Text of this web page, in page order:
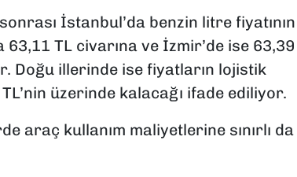
İstanbul’da benzin litre fiyatının
TL civarına ve İzmir’de ise 63,39
Doğu illerinde ise fiyatların lojistik
üzerinde kalacağı ifade ediliyor.
araç kullanım maliyetlerine sınırlı da